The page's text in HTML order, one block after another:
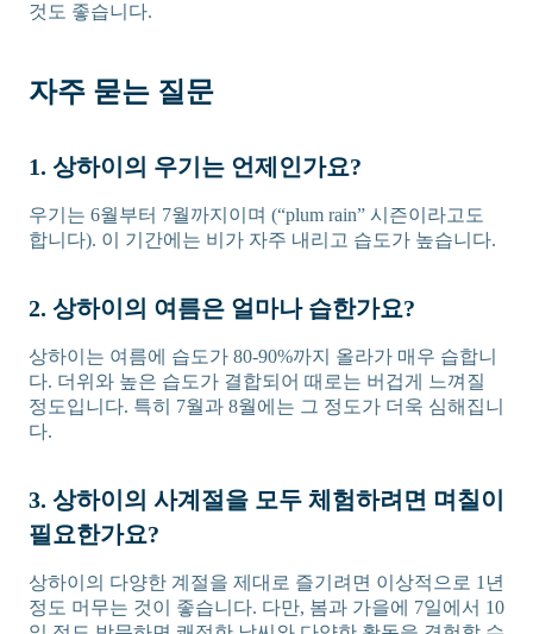
것도 좋습니다.
자주 묻는 질문
1. 상하이의 우기는 언제인가요?
우기는 6월부터 7월까지이며 (“plum rain” 시즌이라고도
합니다). 이 기간에는 비가 자주 내리고 습도가 높습니다.
2. 상하이의 여름은 얼마나 습한가요?
상하이는 여름에 습도가 80-90%까지 올라가 매우 습합니
다. 더위와 높은 습도가 결합되어 때로는 버겁게 느껴질
정도입니다. 특히 7월과 8월에는 그 정도가 더욱 심해집니
다.
3. 상하이의 사계절을 모두 체험하려면 며칠이
필요한가요?
상하이의 다양한 계절을 제대로 즐기려면 이상적으로 1년
정도 머무는 것이 좋습니다. 다만, 봄과 가을에 7일에서 10